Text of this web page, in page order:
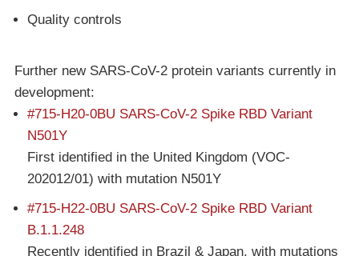
Quality controls
Further new SARS-CoV-2 protein variants currently in
development:
#715-H20-0BU SARS-CoV-2 Spike RBD Variant
N501Y
First identified in the United Kingdom (VOC-
202012/01) with mutation N501Y
#715-H22-0BU SARS-CoV-2 Spike RBD Variant
B.1.1.248
Recently identified in Brazil & Japan, with mutations